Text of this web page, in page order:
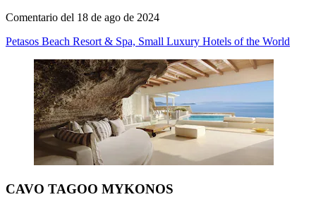
Comentario del 18 de ago de 2024
Petasos Beach Resort & Spa, Small Luxury Hotels of the World
CAVO TAGOO MYKONOS